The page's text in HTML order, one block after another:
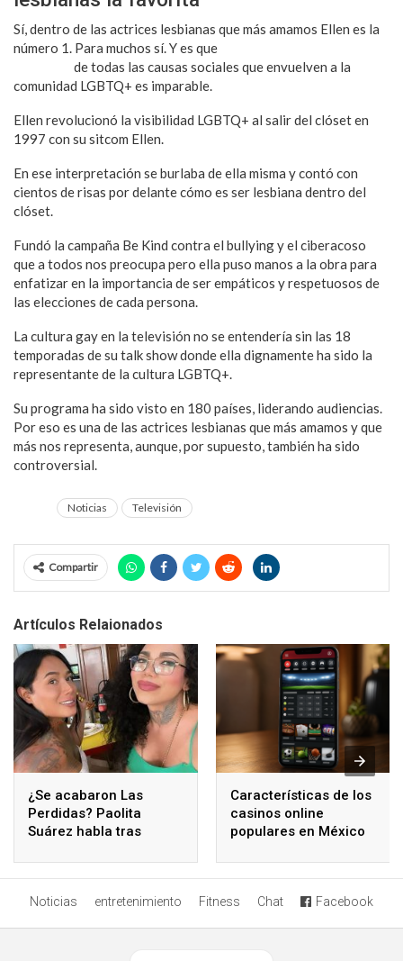
Sí, dentro de las actrices lesbianas que más amamos Ellen es la
número 1. Para muchos sí. Y es que
de todas las causas sociales que envuelven a la
comunidad LGBTQ+ es imparable.
Ellen revolucionó la visibilidad LGBTQ+ al salir del clóset en
1997 con su sitcom Ellen.
En ese interpretación se burlaba de ella misma y contó con
cientos de risas por delante cómo es ser lesbiana dentro del
clóset.
Fundó la campaña Be Kind contra el bullying y el ciberacoso
que a todos nos preocupa pero ella puso manos a la obra para
enfatizar en la importancia de ser empáticos y respetuosos de
las elecciones de cada persona.
La cultura gay en la televisión no se entendería sin las 18
temporadas de su talk show donde ella dignamente ha sido la
representante de la cultura LGBTQ+.
Su programa ha sido visto en 180 países, liderando audiencias.
Por eso es una de las actrices lesbianas que más amamos y que
más nos representa, aunque, por supuesto, también ha sido
controversial.
Noticias Televisión
Compartir
Artículos Relaionados
¿Se acabaron Las
Perdidas? Paolita
Suárez habla tras
de Karina Torres
Características de los
casinos online
populares en México
Noticias entretenimiento Fitness Chat Facebook